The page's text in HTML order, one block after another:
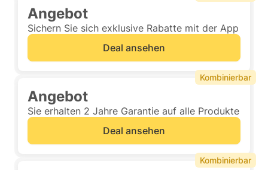
Angebot
Sichern Sie sich exklusive Rabatte mit der App
Deal ansehen
Angebot
Sie erhalten 2 Jahre Garantie auf alle Produkte
Deal ansehen
Kombinierbar
Kombinierbar